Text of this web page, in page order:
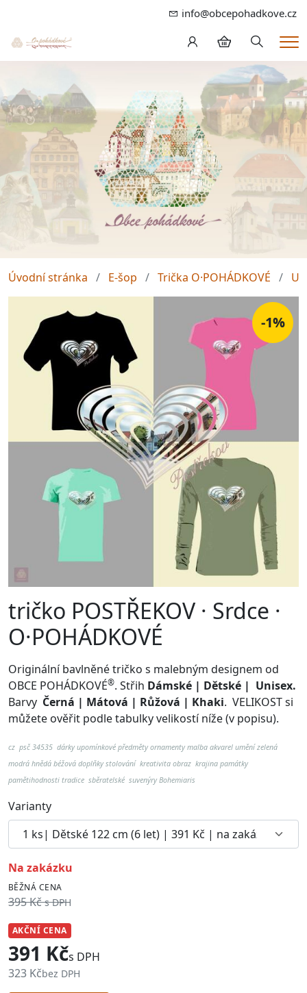
info@obcepohadkove.cz
Hledání
Úvodní stránka E-šop Trička O·POHÁDKOVÉ
-1%
tričko POSTŘEKOV · Srdce ·
O·POHÁDKOVÉ
Originální bavlněné tričko s malebným designem od
OBCE POHÁDKOVÉ®. Střih Dámské | Dětské | Unisex.
Barvy Černá | Mátová | Růžová | Khaki. VELIKOST si
můžete ověřit podle tabulky velikostí níže (v popisu).
cz psč 34535 dárky upomínkové předměty ornamenty malba akvarel umění zelená
modrá hnědá béžová doplňky stolování kreativita obraz krajina památky
pamětihodnosti tradice sběratelské suvenýry Bohemiaris
Varianty
na zakázku
BĚŽNÁ CENA
395 Kč s DPH
AKČNÍ CENA
391 Kčs DPH
323 Kčbez DPH